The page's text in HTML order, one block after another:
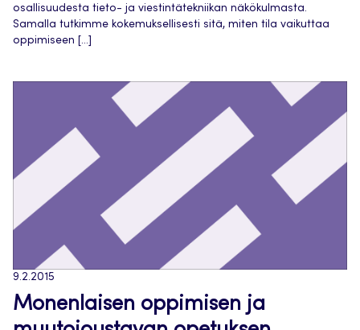
osallisuudesta tieto- ja viestintätekniikan näkökulmasta.
Samalla tutkimme kokemuksellisesti sitä, miten tila vaikuttaa
oppimiseen […]
9.2.2015
Monenlaisen oppimisen ja